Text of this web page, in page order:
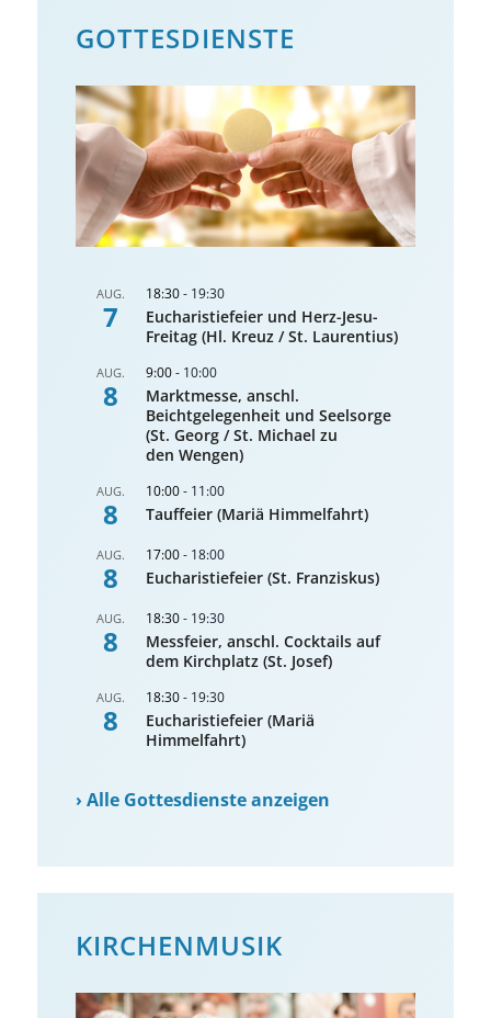
GOTTES­DIENSTE
AUG.
7
18:30- 19:30
Eucharistiefeier und Herz-Jesu-
Freitag (Hl. Kreuz / St. Laurentius)
AUG.
8
9:00- 10:00
Marktmesse, anschl.
Beichtgelegenheit und Seelsorge
(St. Georg / St. Michael zu
den Wengen)
AUG.
8
10:00- 11:00
Tauffeier (Mariä Himmelfahrt)
AUG.
8
17:00- 18:00
Eucharistiefeier (St. Franziskus)
AUG.
8
18:30- 19:30
Messfeier, anschl. Cocktails auf
dem Kirchplatz (St. Josef)
AUG.
8
18:30- 19:30
Eucharistiefeier (Mariä
Himmelfahrt)
›Alle Gottesdienste anzeigen
KIRCHENMUSIK